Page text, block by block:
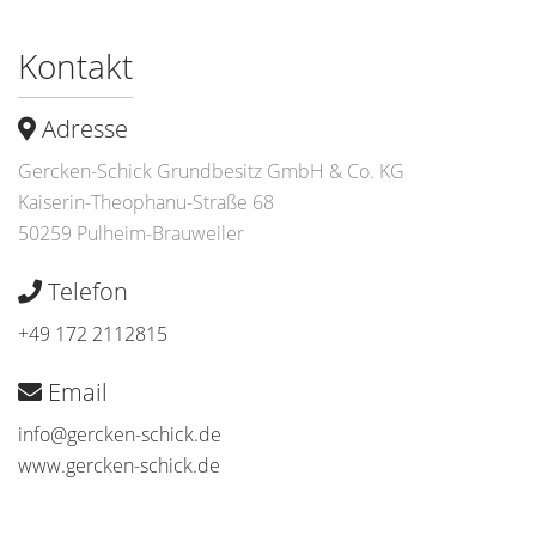
Kontakt
Adresse
Gercken-Schick Grundbesitz GmbH & Co. KG
Kaiserin-Theophanu-Straße 68
50259 Pulheim-Brauweiler
Telefon
+49 172 2112815
Email
info@gercken-schick.de
www.gercken-schick.de